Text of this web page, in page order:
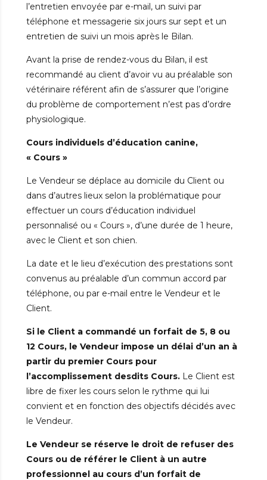
l’entretien envoyée par e-mail, un suivi par
téléphone et messagerie six jours sur sept et un
entretien de suivi un mois après le Bilan.
Avant la prise de rendez-vous du Bilan, il est
recommandé au client d’avoir vu au préalable son
vétérinaire référent afin de s’assurer que l’origine
du problème de comportement n’est pas d’ordre
physiologique.
Cours individuels d’éducation canine,
« Cours »
Le Vendeur se déplace au domicile du Client ou
dans d’autres lieux selon la problématique pour
effectuer un cours d’éducation individuel
personnalisé ou « Cours », d’une durée de 1 heure,
avec le Client et son chien.
La date et le lieu d’exécution des prestations sont
convenus au préalable d’un commun accord par
téléphone, ou par e-mail entre le Vendeur et le
Client.
Si le Client a commandé un forfait de 5, 8 ou
12 Cours, le Vendeur impose un délai d’un an à
partir du premier Cours pour
l’accomplissement desdits Cours. Le Client est
libre de fixer les cours selon le rythme qui lui
convient et en fonction des objectifs décidés avec
le Vendeur.
Le Vendeur se réserve le droit de refuser des
Cours ou de référer le Client à un autre
professionnel au cours d’un forfait de